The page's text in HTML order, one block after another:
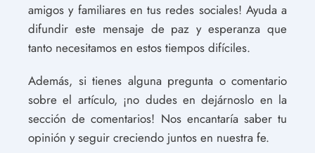
amigos y familiares en tus redes sociales! Ayuda a
difundir este mensaje de paz y esperanza que
tanto necesitamos en estos tiempos difíciles.
Además, si tienes alguna pregunta o comentario
sobre el artículo, ¡no dudes en dejárnoslo en la
sección de comentarios! Nos encantaría saber tu
opinión y seguir creciendo juntos en nuestra fe.